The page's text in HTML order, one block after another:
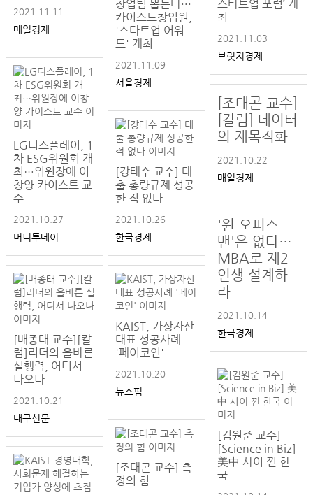
2021.11.11
매일경제
LG디스플레이, 1
차 ESG위원회 개
최…위원장에 이
창양 카이스트 교
수
2021.10.27
머니투데이
[배종태 교수][칼
럼]리더의 올바른
실행력, 어디서
나오나
2021.10.21
대구신문
창업팀 뽑는다···
카이스트창업원,
'스타트업 어워
드' 개최
2021.11.09
서울경제
[강태수 교수] 대
출 총량규제 성공
한 적 없다
2021.10.26
한국경제
KAIST, 가상자산
대표 성공사례
'페이코인'
2021.10.20
뉴스핌
[조대곤 교수] 측
정의 힘
스타트업 포럼’ 개
최
2021.11.03
브릿지경제
[조대곤 교수]
[칼럼] 데이터
의 재목적화
2021.10.22
매일경제
'원 오피스
맨'은 없다…
MBA로 제2
인생 설계하
라
2021.10.14
한국경제
[김원준 교수]
[Science in Biz]
美中 사이 낀 한
국